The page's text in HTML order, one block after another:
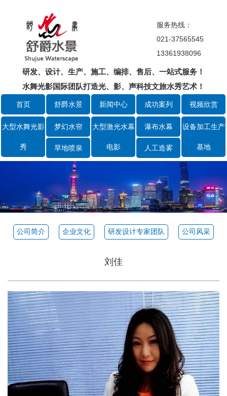
服务热线：
021-37565545
13361938096
研发、设计、生产、施工、编排、售后、一站式服务！
水舞光影国际团队打造光、影、声科技文旅水秀艺术！
首页 舒爵水景 新闻中心 成功案列 视频欣赏
大型水舞光影
秀
梦幻水帘
旱地喷泉
大型激光水幕
电影
瀑布水幕
人工造雾
设备加工生产
基地
公司简介 企业文化 研发设计专家团队 公司风采
刘佳